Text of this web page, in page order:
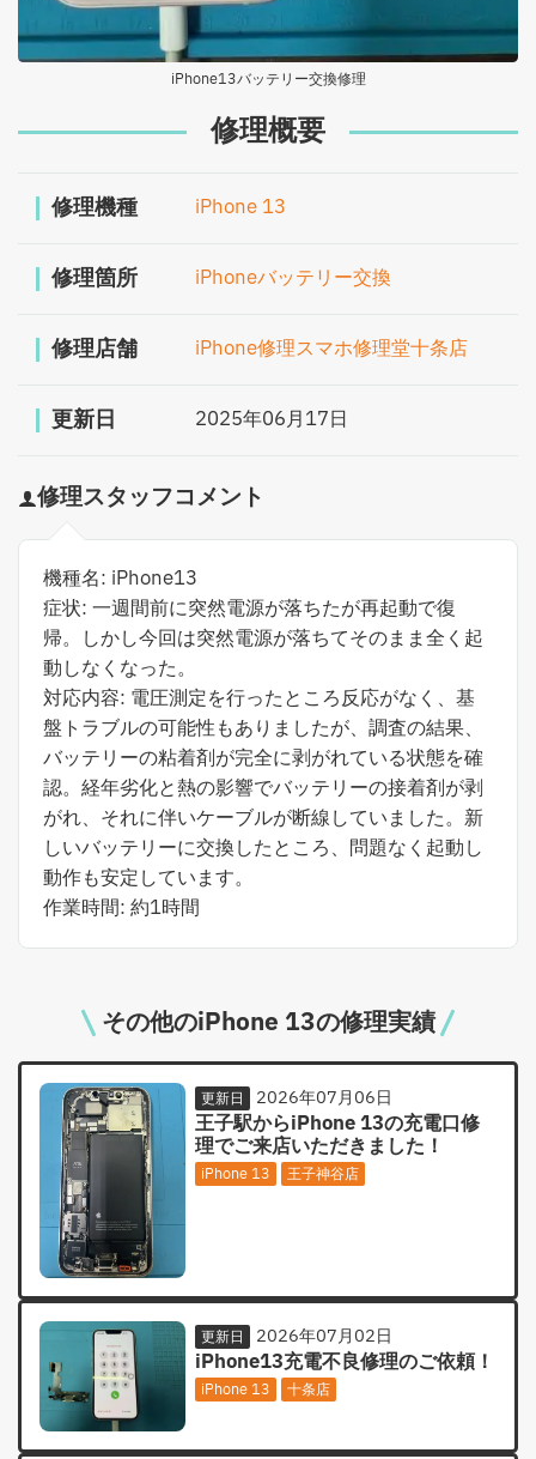
iPhone13バッテリー交換修理
修理概要
修理機種 iPhone 13
修理箇所 iPhoneバッテリー交換
修理店舗 iPhone修理スマホ修理堂十条店
更新日 2025年06月17日
修理スタッフコメント
機種名: iPhone13
症状: 一週間前に突然電源が落ちたが再起動で復
帰。しかし今回は突然電源が落ちてそのまま全く起
動しなくなった。
対応内容: 電圧測定を行ったところ反応がなく、基
盤トラブルの可能性もありましたが、調査の結果、
バッテリーの粘着剤が完全に剥がれている状態を確
認。経年劣化と熱の影響でバッテリーの接着剤が剥
がれ、それに伴いケーブルが断線していました。新
しいバッテリーに交換したところ、問題なく起動し
動作も安定しています。
作業時間: 約1時間
その他のiPhone 13の修理実績
更新日 2026年07月06日
王子駅からiPhone 13の充電口修
理でご来店いただきました！
iPhone 13 王子神谷店
更新日 2026年07月02日
iPhone13充電不良修理のご依頼！
iPhone 13 十条店